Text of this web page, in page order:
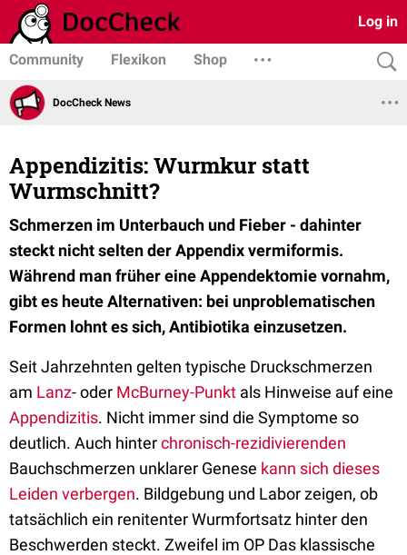
Log in
Community Flexikon Shop
DocCheck News
Appendizitis: Wurmkur statt
Wurmschnitt?
Schmerzen im Unterbauch und Fieber - dahinter
steckt nicht selten der Appendix vermiformis.
Während man früher eine Appendektomie vornahm,
gibt es heute Alternativen: bei unproblematischen
Formen lohnt es sich, Antibiotika einzusetzen.
Seit Jahrzehnten gelten typische Druckschmerzen
am Lanz- oder McBurney-Punkt als Hinweise auf eine
Appendizitis. Nicht immer sind die Symptome so
deutlich. Auch hinterchronisch-rezidivierenden
Bauchschmerzen unklarer Genese kann sich dieses
Leiden verbergen. Bildgebung und Labor zeigen, ob
tatsächlich ein renitenter Wurmfortsatz hinter den
Beschwerden steckt. Zweifel im OP Das klassische